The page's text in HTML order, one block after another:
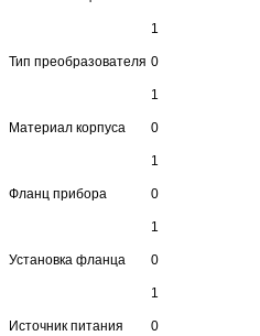
1
Тип преобразователя 0
1
Материал корпуса 0
1
Фланц прибора 0
1
Установка фланца 0
1
Источник питания 0